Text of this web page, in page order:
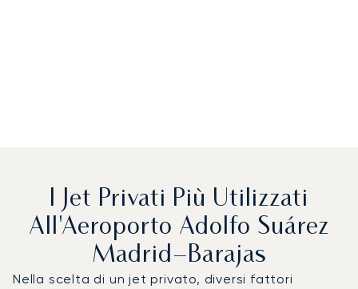
I Jet Privati Più Utilizzati
All'Aeroporto Adolfo Suárez
Madrid–Barajas
Nella scelta di un jet privato, diversi fattori